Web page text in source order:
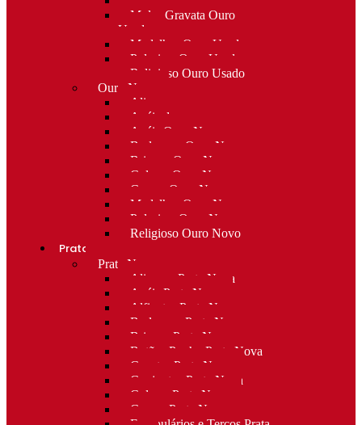
Molas Gravata Ouro
Usado
Medalhas Ouro Usado
Pulseiras Ouro Usado
Religioso Ouro Usado
Ouro Novo
Alianças
Anéis de curso
Anéis Ouro Novo
Berloques Ouro Novo
Brincos Ouro Novo
Colares Ouro Novo
Cruzes Ouro Novo
Medalhas Ouro Novo
Pulseiras Ouro Novo
Religioso Ouro Novo
Prata
Prata Nova
Alianças Prata Nova
Anéis Prata Nova
Alfinetes Prata Nova
Berloques Prata Nova
Brincos Prata Nova
Botões Punho Prata Nova
Canetas Prata Nova
Conjuntos Prata Nova
Colares Prata Nova
Cruzes Prata Nova